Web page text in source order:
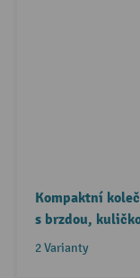
Kompaktní
s brzdou,
Ø × šířka 35 × 25
2 Varianty